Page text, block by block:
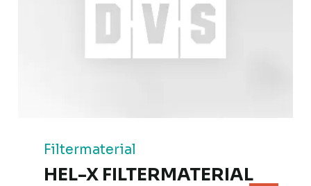
Filtermaterial
HEL-X FILTERMATERIAL